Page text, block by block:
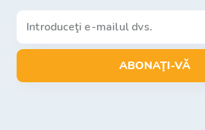
ABONAŢI-VĂ